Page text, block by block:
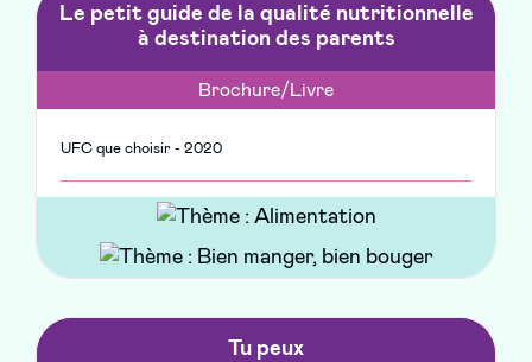
Le petit guide de la qualité nutritionnelle
à destination des parents
Brochure/Livre
UFC que choisir - 2020
Tu peux